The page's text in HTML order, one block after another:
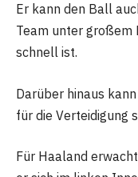
Er kann den Ball
Team unter großem
schnell ist.
Darüber hinaus
für die Verteidigung
Für Haaland